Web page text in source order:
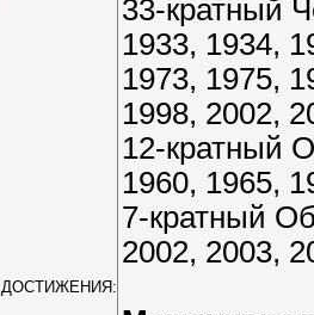
ДОСТИЖЕНИЯ:
33-кратный
1933, 1934,
1973, 1975,
1998, 2002,
12-кратный
1960, 1965,
7-кратный
2002, 2003,